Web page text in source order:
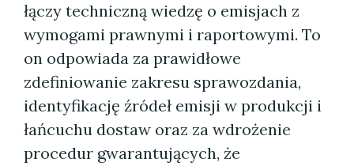
łączy techniczną wiedzę o emisjach z
wymogami prawnymi i raportowymi. To
on odpowiada za prawidłowe
zdefiniowanie zakresu sprawozdania,
identyfikację źródeł emisji w produkcji i
łańcuchu dostaw oraz za wdrożenie
procedur gwarantujących, że